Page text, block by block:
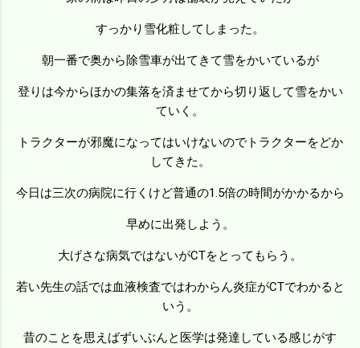
すっかり雪化粧してしまった。
朝一番で奥から除雪車が出てきて雪をかいているが
登りは今からほかの集落を済ませてから切り返して雪をかい
ていく。
トラクターが邪魔になってはいけないのでトラクターをどか
してきた。
今日は三次の病院に行くけど普通の1.5倍の時間がかかるから
早めに出発しよう。
大げさな病気ではないがCTをとってもらう。
若い先生の話では血液検査ではわからん炎症がCTでわかると
いう。
昔のことを思えばずいぶんと医学は発達している感じがす